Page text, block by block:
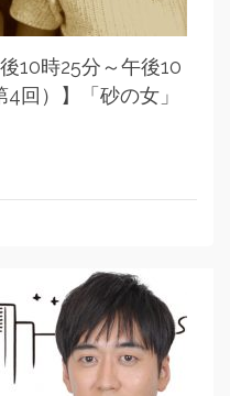
10時25分～午後10
回）】「砂の女」